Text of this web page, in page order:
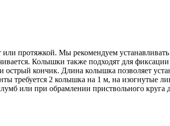
протяжкой. Мы рекомендуем
Колышки также подходят для
кончик. Длина колышка позволяет
требуется 2 колышка на 1 м, на изогнутые
или при обрамлении приствольного круга